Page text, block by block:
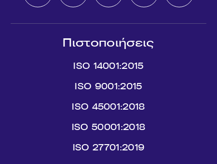
Πιστοποιήσεις
ISO 14001:2015
ISO 9001:2015
ISO 45001:2018
ISO 50001:2018
ISO 27701:2019